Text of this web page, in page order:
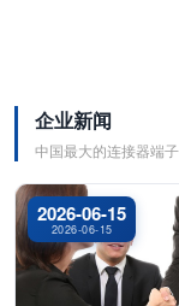
企业新闻
中国最大的连接器端
2026-06-15
2026-06-15